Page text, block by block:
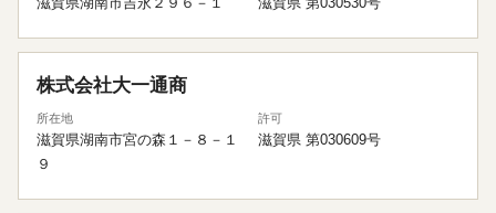
株式会社大一通商
所在地
滋賀県湖南市宮の森１－８－１
９
許可
滋賀県 第030609号